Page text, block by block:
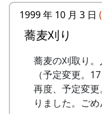
稲刈りの日、田ん
する棚田コンサー
夏のイメージを
水田に降り注ぐ“
支えているのだ
⾥へ
2
加美の⾥か
ら'98
1999 年 10 月 3 日
蕎麦刈り
蕎麦の刈取り。
（予定変更。
再度、予定変
りました。ごめ